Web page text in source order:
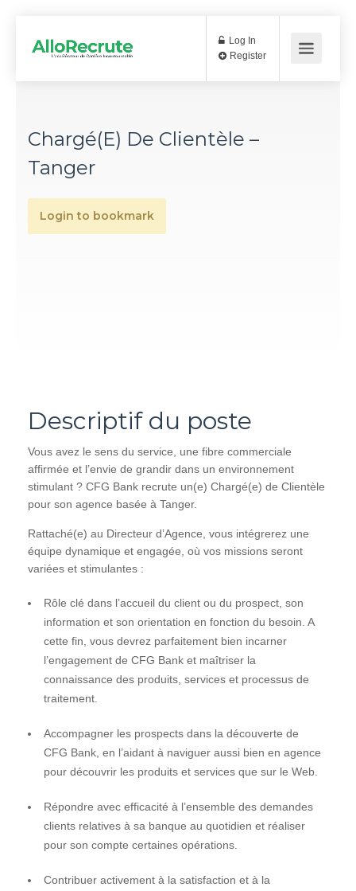
Log In
Chargé(e) De Clientèle –
Tanger
Login to bookmark
Descriptif du poste
Vous avez le sens du service, une fibre commerciale
affirmée et l’envie de grandir dans un environnement
stimulant ? CFG Bank recrute un(e) Chargé(e) de Clientèle
pour son agence basée à Tanger.
Rattaché(e) au Directeur d’Agence, vous intégrerez une
équipe dynamique et engagée, où vos missions seront
variées et stimulantes :
Rôle clé dans l’accueil du client ou du prospect, son
information et son orientation en fonction du besoin. A
cette fin, vous devrez parfaitement bien incarner
l’engagement de CFG Bank et maîtriser la
connaissance des produits, services et processus de
traitement.
Accompagner les prospects dans la découverte de
CFG Bank, en l’aidant à naviguer aussi bien en agence
pour découvrir les produits et services que sur le Web.
Répondre avec efficacité à l’ensemble des demandes
clients relatives à sa banque au quotidien et réaliser
pour son compte certaines opérations.
Contribuer activement à la satisfaction et à la